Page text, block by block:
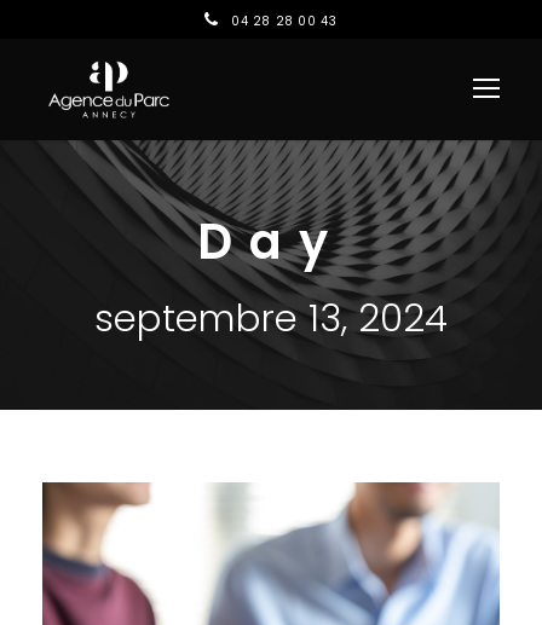
04 28 28 00 43
Day
septembre 13, 2024